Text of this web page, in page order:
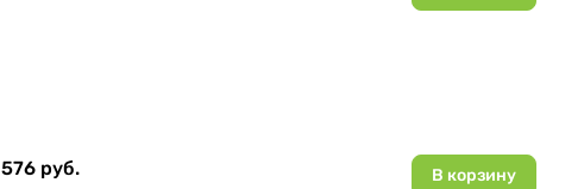
576 руб. В корзину